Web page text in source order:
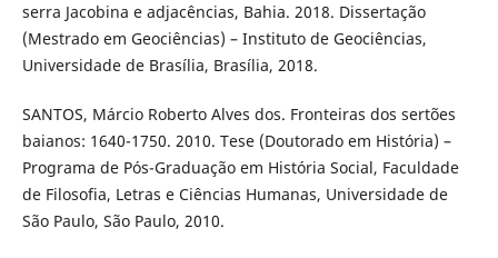
serra Jacobina e adjacências, Bahia. 2018. Dissertação
(Mestrado em Geociências) – Instituto de Geociências,
Universidade de Brasília, Brasília, 2018.
SANTOS, Márcio Roberto Alves dos. Fronteiras dos sertões
baianos: 1640-1750. 2010. Tese (Doutorado em História) –
Programa de Pós-Graduação em História Social, Faculdade
de Filosofia, Letras e Ciências Humanas, Universidade de
São Paulo, São Paulo, 2010.